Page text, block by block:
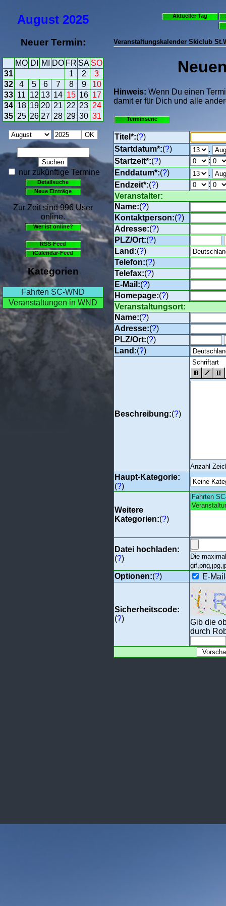
August 2025
Neuer Termin:
MO DI MI DO FR SA SO
31
1 2
3
32
4 5 6 7 8 9
10
33 11 12 13 14 15 16 17
34 18 19 20 21 22 23 24
35 25 26 27 28 29 30 31
nur zukünftige Termine
Detailsuche
Neue Einträge
Zur Zeit sind 996 User
online.
Wer ist online?
RSS-Feed
iCalendar-Feed
Kategorien
Fahrten SC-WND
Veranstaltungen in WND
Aktueller Tag
Veranstaltungskalender Skiclub
Hinweis: Wenn Du einen
damit er für Dich und alle
Terminserie
Titel*:(?)
Startdatum*:(?)
.
Startzeit*:(?)
:
Enddatum*:(?)
.
Endzeit*:(?)
:
Veranstalter:
Name:(?)
Kontaktperson:(?)
Adresse:(?)
PLZ/Ort:(?)
Land:(?)
Telefon:(?)
Telefax:(?)
E-Mail:(?)
Homepage:(?)
Veranstaltungsort:
Name:(?)
Adresse:(?)
PLZ/Ort:(?)
Land:(?)
Beschreibung:(?)
Anzahl
Haupt-Kategorie:
(?)
Weitere
Kategorien:(?)
Datei hochladen:
(?)
Die
Optionen:(?) E-
Sicherheitscode:
(?)
Gib die
durch